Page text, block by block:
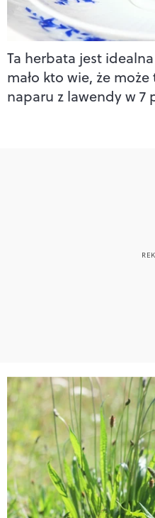
Ta herbata jest
mało kto wie, że
naparu z lawendy w 7